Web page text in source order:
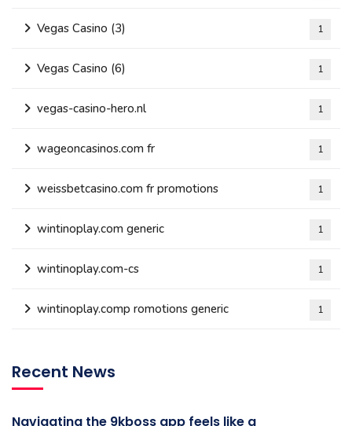
Vegas Casino (3) 1
Vegas Casino (6) 1
vegas-casino-hero.nl 1
wageoncasinos.com fr 1
weissbetcasino.com fr promotions 1
wintinoplay.com generic 1
wintinoplay.com-cs 1
wintinoplay.comp romotions generic 1
Recent News
Navigating the 9kboss app feels like a